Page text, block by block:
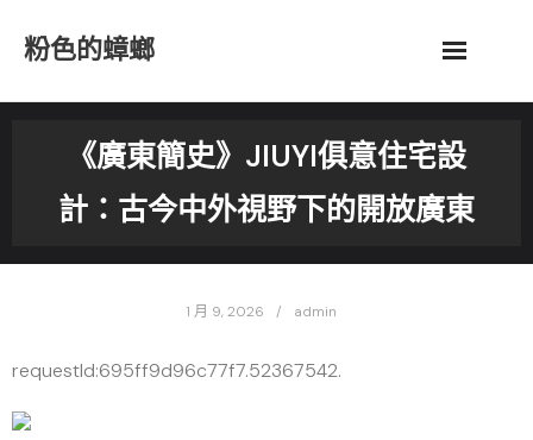
粉色的蟑螂
《廣東簡史》JIUYI俱意住宅設
計：古今中外視野下的開放廣東
1 月 9, 2026 admin
requestId:695ff9d96c77f7.52367542.